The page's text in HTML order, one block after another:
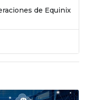
de Equinix